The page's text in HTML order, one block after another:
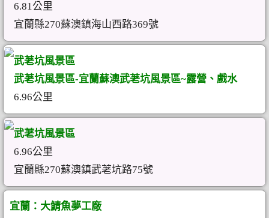
6.81公里
宜蘭縣270蘇澳鎮海山西路369號
武荖坑風景區
武荖坑風景區-宜蘭蘇澳武荖坑風景區~露營、戲水
6.96公里
武荖坑風景區
6.96公里
宜蘭縣270蘇澳鎮武荖坑路75號
宜蘭：大鯖魚夢工廠